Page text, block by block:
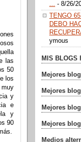
las
50
los
muy
y
e
y
90
... - 8/26/
TENGO
DEBO
ymous
MIS BLOGS
Mejores
Mejores
Mejores
Mejores
Medios